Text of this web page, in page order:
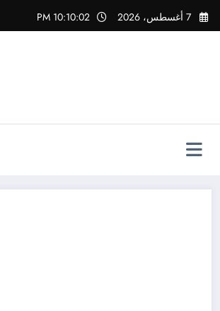
التجاوز
إلى
7 أغسطس، 2026 10:10:04 PM